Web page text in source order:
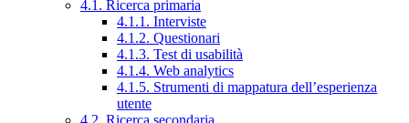
4.1. Ricerca primaria
4.1.1. Interviste
4.1.2. Questionari
4.1.3. Test di usabilità
4.1.4. Web analytics
4.1.5. Strumenti di mappatura dell’esperienza
utente
4.2. Ricerca secondaria